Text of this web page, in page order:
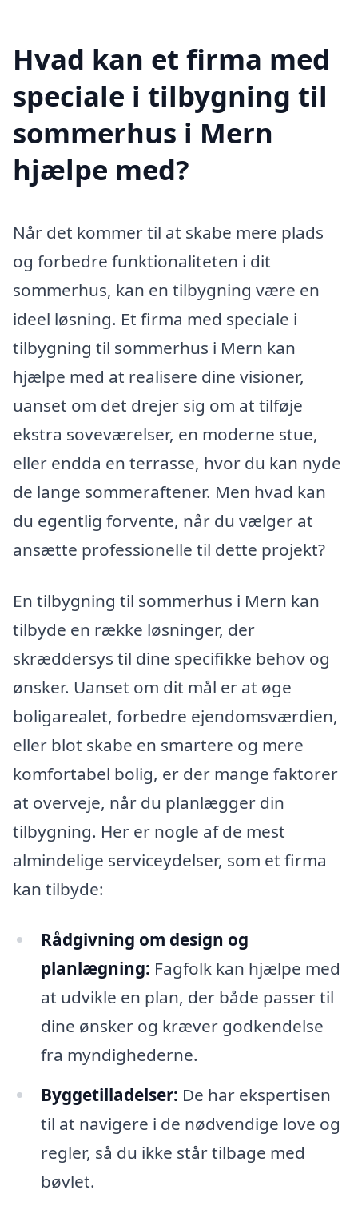
Hvad kan et firma med
speciale i tilbygning til
sommerhus i Mern
hjælpe med?
Når det kommer til at skabe mere plads
og forbedre funktionaliteten i dit
sommerhus, kan en tilbygning være en
ideel løsning. Et firma med speciale i
tilbygning til sommerhus i Mern kan
hjælpe med at realisere dine visioner,
uanset om det drejer sig om at tilføje
ekstra soveværelser, en moderne stue,
eller endda en terrasse, hvor du kan nyde
de lange sommeraftener. Men hvad kan
du egentlig forvente, når du vælger at
ansætte professionelle til dette projekt?
En tilbygning til sommerhus i Mern kan
tilbyde en række løsninger, der
skræddersys til dine specifikke behov og
ønsker. Uanset om dit mål er at øge
boligarealet, forbedre ejendomsværdien,
eller blot skabe en smartere og mere
komfortabel bolig, er der mange faktorer
at overveje, når du planlægger din
tilbygning. Her er nogle af de mest
almindelige serviceydelser, som et firma
kan tilbyde:
Rådgivning om design og
planlægning: Fagfolk kan hjælpe med
at udvikle en plan, der både passer til
dine ønsker og kræver godkendelse
fra myndighederne.
Byggetilladelser: De har ekspertisen
til at navigere i de nødvendige love og
regler, så du ikke står tilbage med
bøvlet.